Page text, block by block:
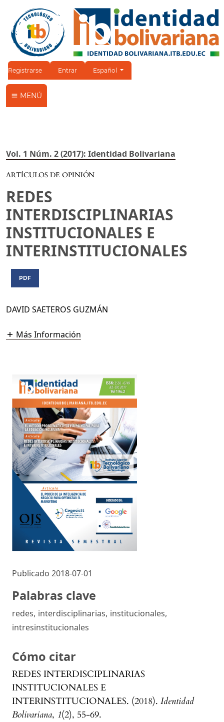
Registrarse Entrar Cambiar el idioma. El idioma actual es:
Español
MENÚ
Vol. 1 Núm. 2 (2017): Identidad Bolivariana
ARTÍCULOS DE OPINIÓN
REDES
INTERDISCIPLINARIAS
INSTITUCIONALES E
INTERINSTITUCIONALES
PDF
DAVID SAETEROS GUZMÁN
Más Información
Publicado 2018-07-01
Palabras clave
redes, interdisciplinarias, institucionales,
intresinstitucionales
Cómo citar
REDES INTERDISCIPLINARIAS
INSTITUCIONALES E
INTERINSTITUCIONALES. (2018). Identidad
Bolivariana, 1(2), 55-69.